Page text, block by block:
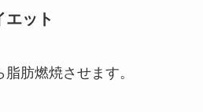
エット
肪燃焼させます。